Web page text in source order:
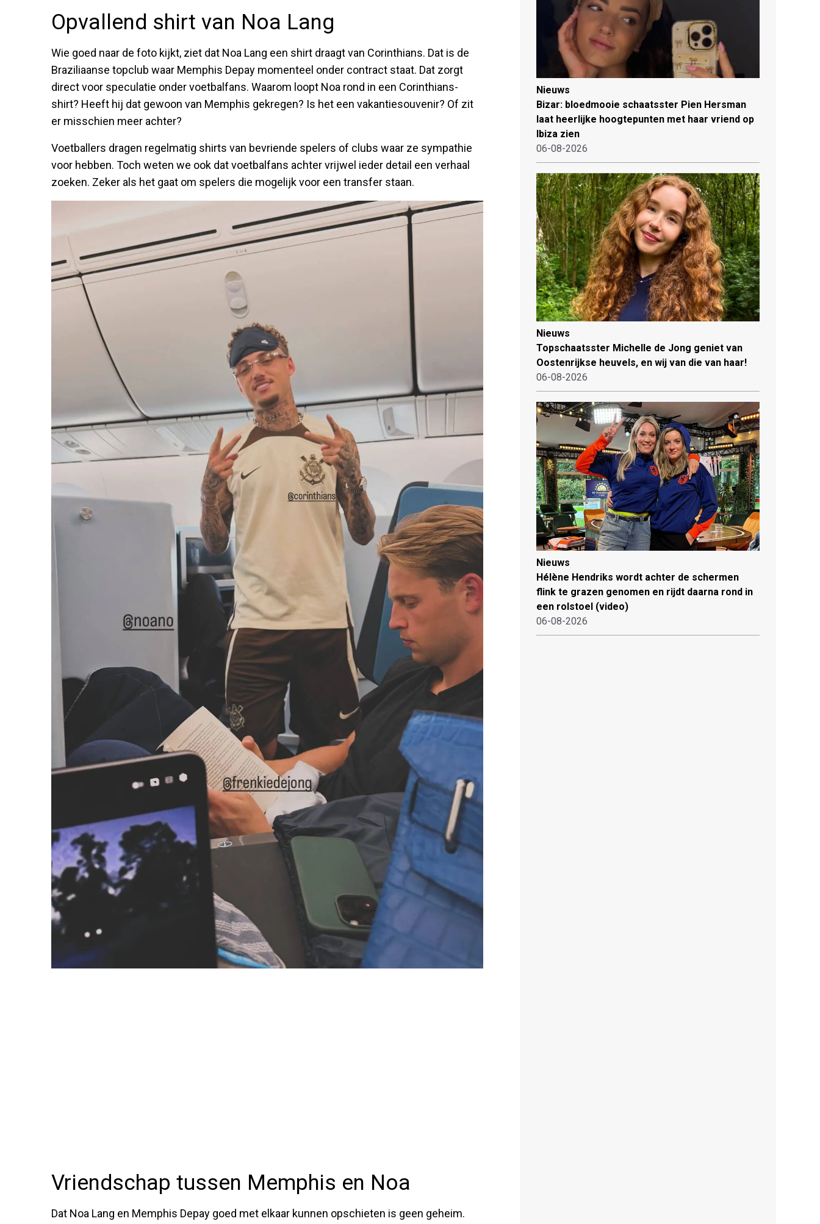
Opvallend shirt van Noa Lang
Wie goed naar de foto kijkt, ziet dat Noa Lang een shirt draagt van Corinthians. Dat is de
Braziliaanse topclub waar Memphis Depay momenteel onder contract staat. Dat zorgt
direct voor speculatie onder voetbalfans. Waarom loopt Noa rond in een Corinthians-
shirt? Heeft hij dat gewoon van Memphis gekregen? Is het een vakantiesouvenir? Of zit
er misschien meer achter?
Voetballers dragen regelmatig shirts van bevriende spelers of clubs waar ze sympathie
voor hebben. Toch weten we ook dat voetbalfans achter vrijwel ieder detail een verhaal
zoeken. Zeker als het gaat om spelers die mogelijk voor een transfer staan.
Vriendschap tussen Memphis en Noa
Dat Noa Lang en Memphis Depay goed met elkaar kunnen opschieten is geen geheim.
Nieuws
Bizar: bloedmooie schaatsster Pien Hersman
laat heerlijke hoogtepunten met haar vriend op
Ibiza zien
06-08-2026
Nieuws
Topschaatsster Michelle de Jong geniet van
Oostenrijkse heuvels, en wij van die van haar!
06-08-2026
Nieuws
Hélène Hendriks wordt achter de schermen
flink te grazen genomen en rijdt daarna rond in
een rolstoel (video)
06-08-2026